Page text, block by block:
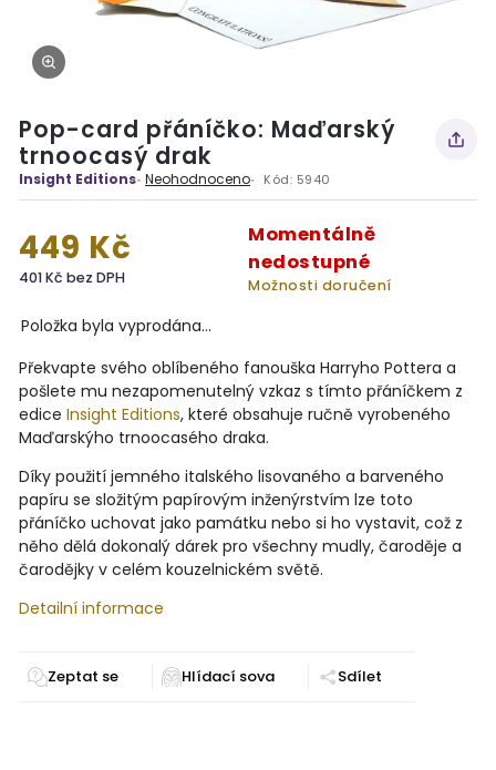
Pop-card přáníčko: Maďarský
trnoocasý drak
Insight Editions Neohodnoceno Kód: 5940
449 Kč
401 Kč bez DPH
Momentálně
nedostupné
Možnosti doručení
Položka byla vyprodána…
Překvapte svého oblíbeného fanouška Harryho Pottera a
pošlete mu nezapomenutelný vzkaz s tímto přáníčkem z
edice Insight Editions, které obsahuje ručně vyrobeného
Maďarskýho trnoocasého draka.
Díky použití jemného italského lisovaného a barveného
papíru se složitým papírovým inženýrstvím lze toto
přáníčko uchovat jako památku nebo si ho vystavit, což z
něho dělá dokonalý dárek pro všechny mudly, čaroděje a
čarodějky v celém kouzelnickém světě.
Detailní informace
Zeptat se Sdílet